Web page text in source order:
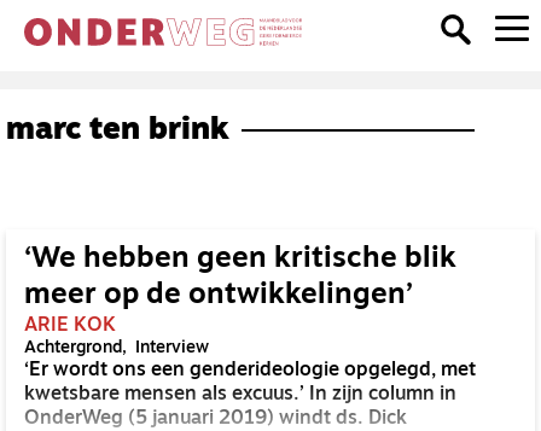
marc ten brink
‘We hebben geen kritische blik
meer op de ontwikkelingen’
ARIE KOK
Achtergrond Interview
‘Er wordt ons een genderideologie opgelegd, met
kwetsbare mensen als excuus.’ In zijn column in
OnderWeg (5 januari 2019) windt ds. Dick